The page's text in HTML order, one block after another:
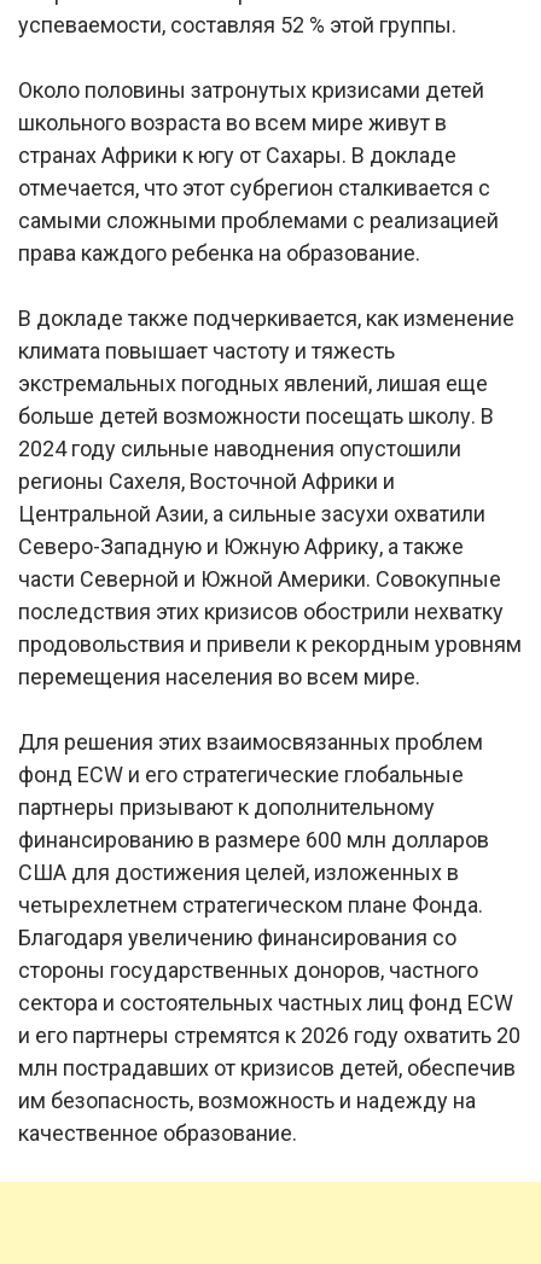
успеваемости, составляя 52 % этой группы.
Около половины затронутых кризисами детей
школьного возраста во всем мире живут в
странах Африки к югу от Сахары. В докладе
отмечается, что этот субрегион сталкивается с
самыми сложными проблемами с реализацией
права каждого ребенка на образование.
В докладе также подчеркивается, как изменение
климата повышает частоту и тяжесть
экстремальных погодных явлений, лишая еще
больше детей возможности посещать школу. В
2024 году сильные наводнения опустошили
регионы Сахеля, Восточной Африки и
Центральной Азии, а сильные засухи охватили
Северо-Западную и Южную Африку, а также
части Северной и Южной Америки. Совокупные
последствия этих кризисов обострили нехватку
продовольствия и привели к рекордным уровням
перемещения населения во всем мире.
Для решения этих взаимосвязанных проблем
фонд ECW и его стратегические глобальные
партнеры призывают к дополнительному
финансированию в размере 600 млн долларов
США для достижения целей, изложенных в
четырехлетнем стратегическом плане Фонда.
Благодаря увеличению финансирования со
стороны государственных доноров, частного
сектора и состоятельных частных лиц фонд ECW
и его партнеры стремятся к 2026 году охватить 20
млн пострадавших от кризисов детей, обеспечив
им безопасность, возможность и надежду на
качественное образование.